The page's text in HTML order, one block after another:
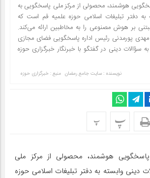
هوشمند، محصولی از مرکز ملی پاسخگویی به
به دفتر تبلیغات اسلامی حوزه علمیه قم است که
بر هوش مصنوعی را به مخاطبین ارائه می‌کند.
پورمدنی رئیس اداره پاسخگویی فضای مجازی
سؤالات دینی در گفتگو با خبرنگار خبرگزاری حوزه
نویسنده : سایت جامع رمضان منبع : خبرگزاری حوزه
پ پ
پاسخگویی هوشمند، محصولی از مرکز ملی
دینی وابسته به دفتر تبلیغات اسلامی حوزه